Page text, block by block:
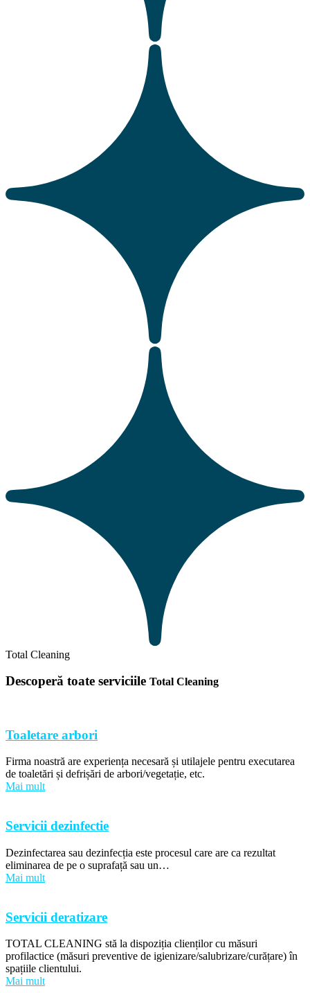
Total Cleaning
Descoperă toate serviciile Total Cleaning
Toaletare arbori
Firma noastră are experiența necesară și utilajele pentru executarea
de toaletări și defrișări de arbori/vegetație, etc.
Mai mult
Servicii dezinfectie
Dezinfectarea sau dezinfecția este procesul care are ca rezultat
eliminarea de pe o suprafață sau un…
Mai mult
Servicii deratizare
TOTAL CLEANING stă la dispoziția clienților cu măsuri
profilactice (măsuri preventive de igienizare/salubrizare/curățare) în
spațiile clientului.
Mai mult